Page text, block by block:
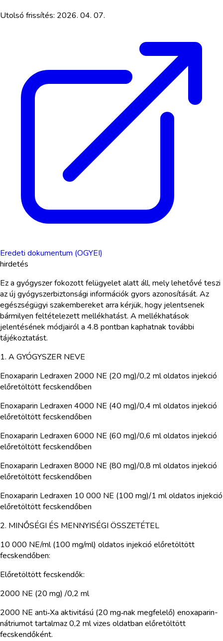
Utolsó frissítés: 2026. 04. 07.
Eredeti dokumentum (OGYEI)
hirdetés
Ez a gyógyszer fokozott felügyelet alatt áll, mely lehetővé teszi
az új gyógyszerbiztonsági információk gyors azonosítását. Az
egészségügyi szakembereket arra kérjük, hogy jelentsenek
bármilyen feltételezett mellékhatást. A mellékhatások
jelentésének módjairól a 4.8 pontban kaphatnak további
tájékoztatást.
1. A GYÓGYSZER NEVE
Enoxaparin Ledraxen 2000 NE (20 mg)/0,2 ml oldatos injekció
előretöltött fecskendőben
Enoxaparin Ledraxen 4000 NE (40 mg)/0,4 ml oldatos injekció
előretöltött fecskendőben
Enoxaparin Ledraxen 6000 NE (60 mg)/0,6 ml oldatos injekció
előretöltött fecskendőben
Enoxaparin Ledraxen 8000 NE (80 mg)/0,8 ml oldatos injekció
előretöltött fecskendőben
Enoxaparin Ledraxen 10 000 NE (100 mg)/1 ml oldatos injekció
előretöltött fecskendőben
2. MINŐSÉGI ÉS MENNYISÉGI ÖSSZETÉTEL
10 000 NE/ml (100 mg/ml) oldatos injekció előretöltött
fecskendőben:
Előretöltött fecskendők:
2000 NE (20 mg) /0,2 ml
2000 NE anti‑Xa aktivitású (20 mg‑nak megfelelő) enoxaparin-
nátriumot tartalmaz 0,2 ml vizes oldatban előretöltött
fecskendőként.